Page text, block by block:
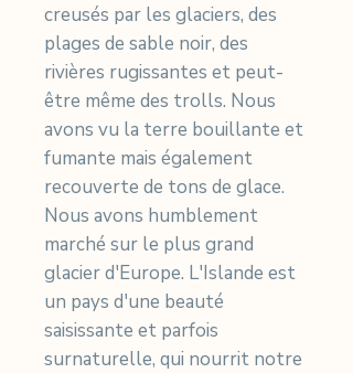
creusés par les glaciers, des
plages de sable noir, des
rivières rugissantes et peut-
être même des trolls. Nous
avons vu la terre bouillante et
fumante mais également
recouverte de tons de glace.
Nous avons humblement
marché sur le plus grand
glacier d'Europe. L'Islande est
un pays d'une beauté
saisissante et parfois
surnaturelle, qui nourrit notre